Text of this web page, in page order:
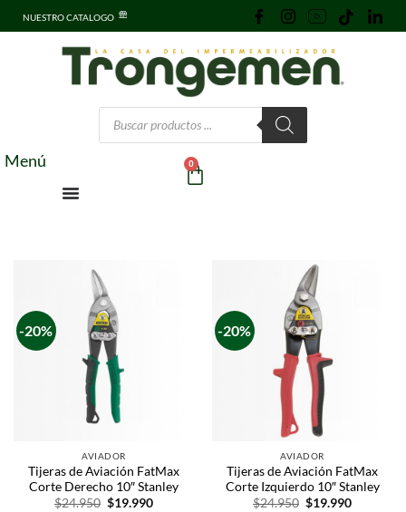
NUESTRO CATALOGO
Menú 0
-20%
AVIADOR
Tijeras de Aviación FatMax
Corte Derecho 10″ Stanley
$24.950 $19.990
-20%
AVIADOR
Tijeras de Aviación FatMax
Corte Izquierdo 10″ Stanley
$24.950 $19.990